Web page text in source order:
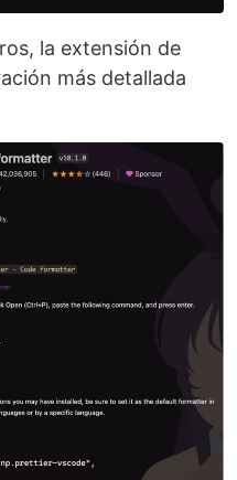
la extensión de
más detallada